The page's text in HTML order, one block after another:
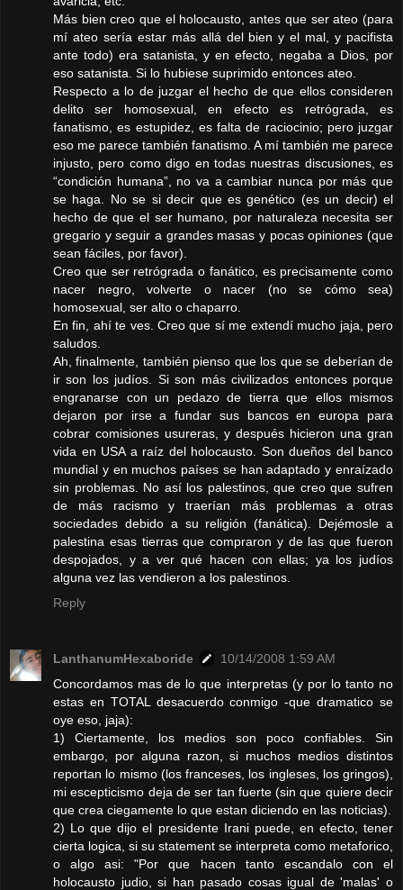
Más bien creo que el holocausto, antes que ser ateo (para
mí ateo sería estar más allá del bien y el mal, y pacifista
ante todo) era satanista, y en efecto, negaba a Dios, por
eso satanista. Si lo hubiese suprimido entonces ateo.
Respecto a lo de juzgar el hecho de que ellos consideren
delito ser homosexual, en efecto es retrógrada, es
fanatismo, es estupidez, es falta de raciocinio; pero juzgar
eso me parece también fanatismo. A mí también me parece
injusto, pero como digo en todas nuestras discusiones, es
“condición humana”, no va a cambiar nunca por más que
se haga. No se si decir que es genético (es un decir) el
hecho de que el ser humano, por naturaleza necesita ser
gregario y seguir a grandes masas y pocas opiniones (que
sean fáciles, por favor).
Creo que ser retrógrada o fanático, es precisamente como
nacer negro, volverte o nacer (no se cómo sea)
homosexual, ser alto o chaparro.
En fin, ahí te ves. Creo que sí me extendí mucho jaja, pero
saludos.
Ah, finalmente, también pienso que los que se deberían de
ir son los judíos. Si son más civilizados entonces porque
engranarse con un pedazo de tierra que ellos mismos
dejaron por irse a fundar sus bancos en europa para
cobrar comisiones usureras, y después hicieron una gran
vida en USA a raíz del holocausto. Son dueños del banco
mundial y en muchos países se han adaptado y enraízado
sin problemas. No así los palestinos, que creo que sufren
de más racismo y traerían más problemas a otras
sociedades debido a su religión (fanática). Dejémosle a
palestina esas tierras que compraron y de las que fueron
despojados, y a ver qué hacen con ellas; ya los judíos
alguna vez las vendieron a los palestinos.
Reply
LanthanumHexaboride
10/14/2008 1:59 AM
Concordamos mas de lo que interpretas (y por lo tanto no
estas en TOTAL desacuerdo conmigo -que dramatico se
oye eso, jaja):
1) Ciertamente, los medios son poco confiables. Sin
embargo, por alguna razon, si muchos medios distintos
reportan lo mismo (los franceses, los ingleses, los gringos),
mi escepticismo deja de ser tan fuerte (sin que quiere decir
que crea ciegamente lo que estan diciendo en las noticias).
2) Lo que dijo el presidente Irani puede, en efecto, tener
cierta logica, si su statement se interpreta como metaforico,
o algo asi: "Por que hacen tanto escandalo con el
holocausto judio, si han pasado cosas igual de 'malas' o